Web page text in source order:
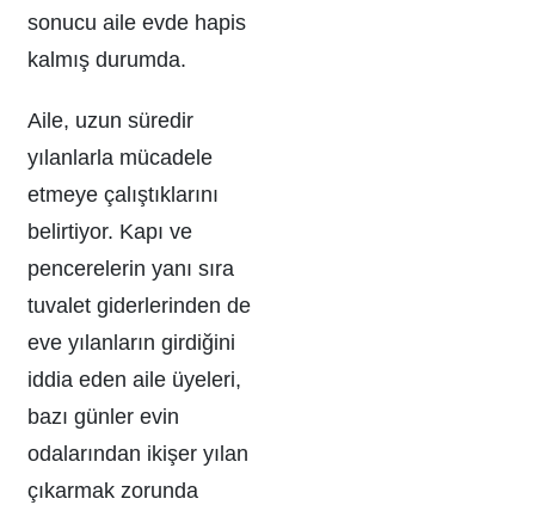
sonucu aile evde hapis
kalmış durumda.
Aile, uzun süredir
yılanlarla mücadele
etmeye çalıştıklarını
belirtiyor. Kapı ve
pencerelerin yanı sıra
tuvalet giderlerinden de
eve yılanların girdiğini
iddia eden aile üyeleri,
bazı günler evin
odalarından ikişer yılan
çıkarmak zorunda